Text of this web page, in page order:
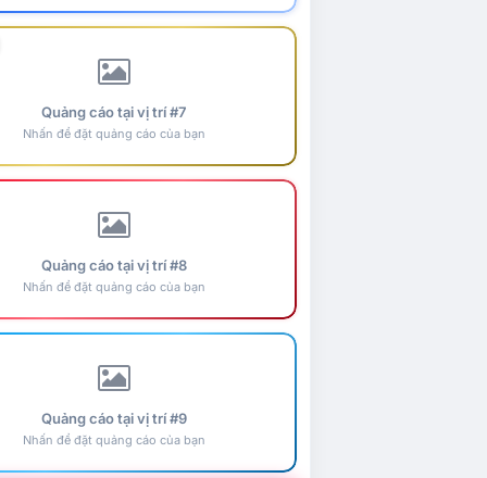
Quảng cáo tại vị trí #7
Nhấn để đặt quảng cáo của bạn
Quảng cáo tại vị trí #8
Nhấn để đặt quảng cáo của bạn
Quảng cáo tại vị trí #9
Nhấn để đặt quảng cáo của bạn